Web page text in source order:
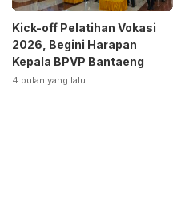
Kick-off Pelatihan Vokasi
2026, Begini Harapan
Kepala BPVP Bantaeng
4 bulan yang lalu